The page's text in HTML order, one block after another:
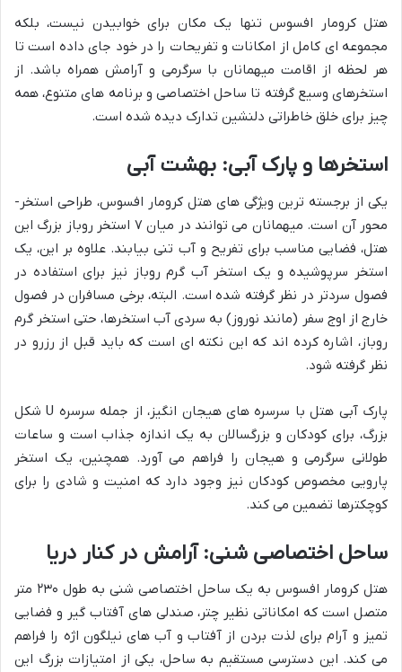
هتل کرومار افسوس تنها یک مکان برای خوابیدن نیست، بلکه
مجموعه ای کامل از امکانات و تفریحات را در خود جای داده است تا
هر لحظه از اقامت میهمانان با سرگرمی و آرامش همراه باشد. از
استخرهای وسیع گرفته تا ساحل اختصاصی و برنامه های متنوع، همه
چیز برای خلق خاطراتی دلنشین تدارک دیده شده است.
استخرها و پارک آبی: بهشت آبی
یکی از برجسته ترین ویژگی های هتل کرومار افسوس، طراحی استخر-
محور آن است. میهمانان می توانند در میان ۷ استخر روباز بزرگ این
هتل، فضایی مناسب برای تفریح و آب تنی بیابند. علاوه بر این، یک
استخر سرپوشیده و یک استخر آب گرم روباز نیز برای استفاده در
فصول سردتر در نظر گرفته شده است. البته، برخی مسافران در فصول
خارج از اوج سفر (مانند نوروز) به سردی آب استخرها، حتی استخر گرم
روباز، اشاره کرده اند که این نکته ای است که باید قبل از رزرو در
نظر گرفته شود.
پارک آبی هتل با سرسره های هیجان انگیز، از جمله سرسره U شکل
بزرگ، برای کودکان و بزرگسالان به یک اندازه جذاب است و ساعات
طولانی سرگرمی و هیجان را فراهم می آورد. همچنین، یک استخر
پارویی مخصوص کودکان نیز وجود دارد که امنیت و شادی را برای
کوچکترها تضمین می کند.
ساحل اختصاصی شنی: آرامش در کنار دریا
هتل کرومار افسوس به یک ساحل اختصاصی شنی به طول ۲۳۰ متر
متصل است که امکاناتی نظیر چتر، صندلی های آفتاب گیر و فضایی
تمیز و آرام برای لذت بردن از آفتاب و آب های نیلگون اژه را فراهم
می کند. این دسترسی مستقیم به ساحل، یکی از امتیازات بزرگ این